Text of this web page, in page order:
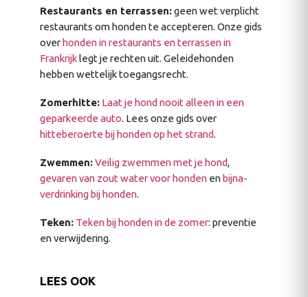
Restaurants en terrassen:geen wet verplicht
restaurants om honden te accepteren. Onze gids
overhonden in restaurants en terrassen in
Frankrijklegt je rechten uit. Geleidehonden
hebben wettelijk toegangsrecht.
Zomerhitte: Laat je hond nooit alleen in een
geparkeerde auto. Lees onze gids over
hitteberoerte bij honden op het strand.
Zwemmen:Veilig zwemmen met je hond,
gevaren van zout water voor honden enbijna-
verdrinking bij honden.
Teken: Teken bij honden in de zomer: preventie
en verwijdering.
LEES OOK